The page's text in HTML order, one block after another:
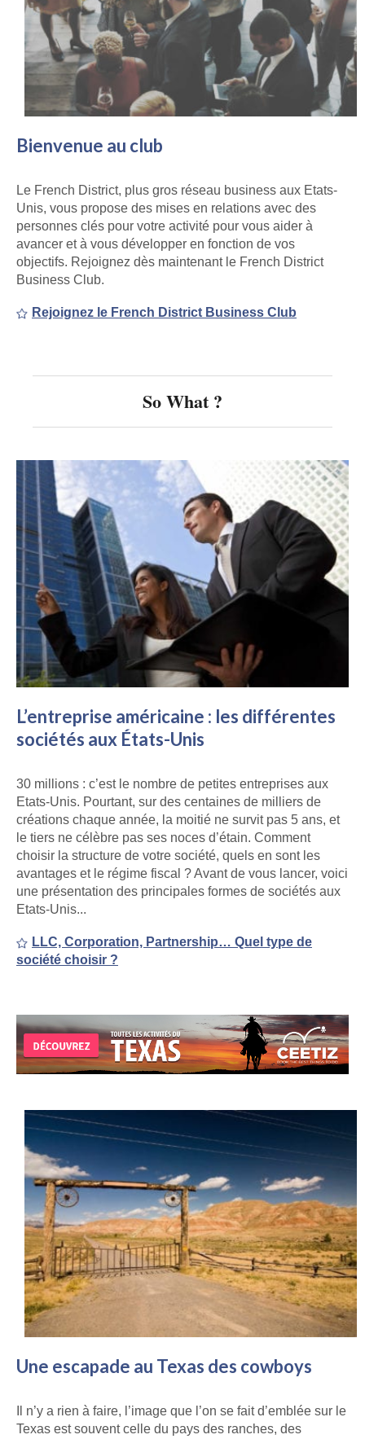
Bienvenue au club
Le French District, plus gros réseau business aux Etats-
Unis, vous propose des mises en relations avec des
personnes clés pour votre activité pour vous aider à
avancer et à vous développer en fonction de vos
objectifs. Rejoignez dès maintenant le French District
Business Club.
Rejoignez le French District Business Club
So What ?
L’entreprise américaine : les différentes
sociétés aux États-Unis
30 millions : c’est le nombre de petites entreprises aux
Etats-Unis. Pourtant, sur des centaines de milliers de
créations chaque année, la moitié ne survit pas 5 ans, et
le tiers ne célèbre pas ses noces d’étain. Comment
choisir la structure de votre société, quels en sont les
avantages et le régime fiscal ? Avant de vous lancer, voici
une présentation des principales formes de sociétés aux
Etats-Unis...
LLC, Corporation, Partnership… Quel type de
société choisir ?
Une escapade au Texas des cowboys
Il n’y a rien à faire, l’image que l’on se fait d’emblée sur le
Texas est souvent celle du pays des ranches, des